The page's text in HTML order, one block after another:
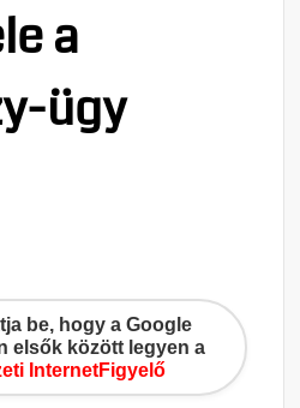
a
ügy
be, hogy a Google
elsők között legyen a
InternetFigyelő